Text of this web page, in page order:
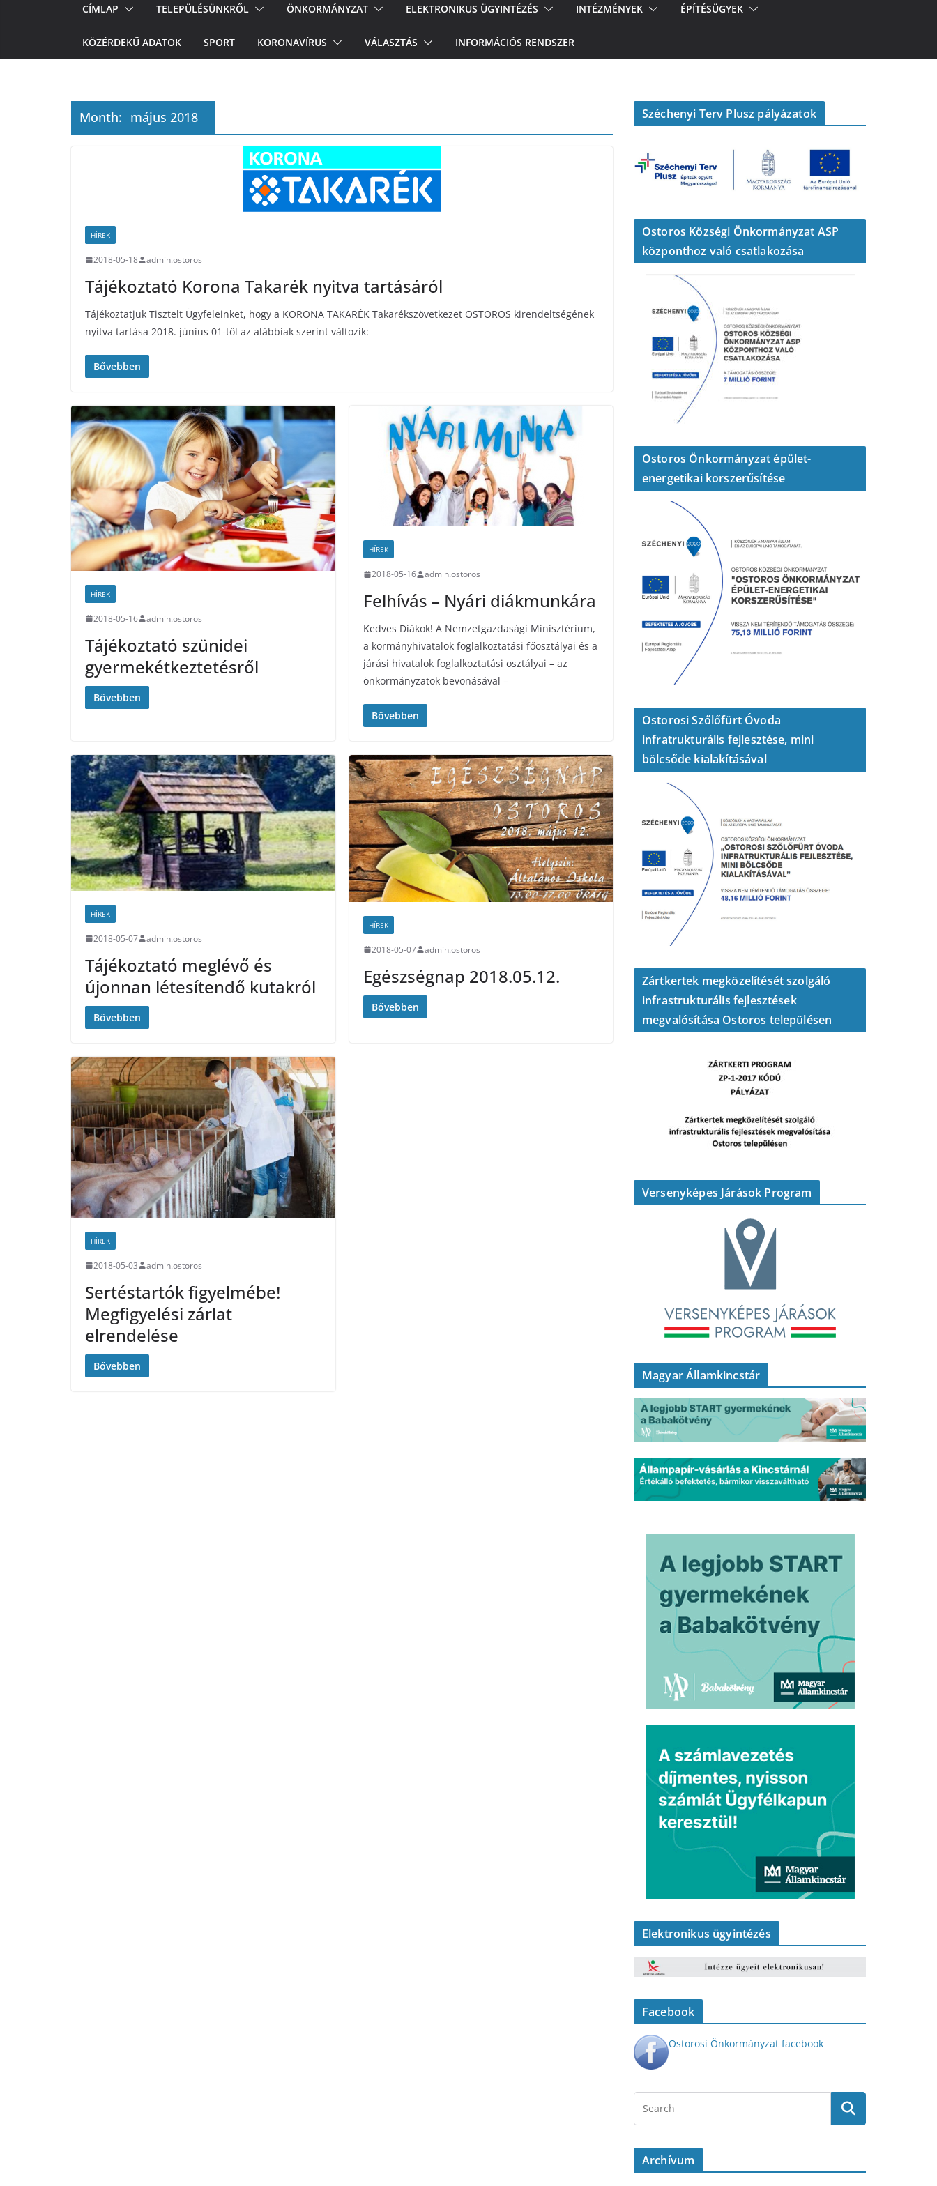
CÍMLAP TELEPÜLÉSÜNKRŐL ÖNKORMÁNYZAT ELEKTRONIKUS ÜGYINTÉZÉS INTÉZMÉNYEK ÉPÍTÉSÜGYEK
KÖZÉRDEKŰ ADATOK SPORT KORONAVÍRUS VÁLASZTÁS INFORMÁCIÓS RENDSZER
Month: május 2018
HÍREK
2018-05-18 admin.ostoros
Tájékoztató Korona Takarék nyitva tartásáról
Tájékoztatjuk Tisztelt Ügyfeleinket, hogy a KORONA TAKARÉK Takarékszövetkezet OSTOROS kirendeltségének
nyitva tartása 2018. június 01-től az alábbiak szerint változik:
Bővebben
HÍREK
2018-05-16 admin.ostoros
Tájékoztató szünidei
gyermekétkeztetésről
Bővebben
HÍREK
2018-05-16 admin.ostoros
Felhívás – Nyári diákmunkára
Kedves Diákok! A Nemzetgazdasági Minisztérium,
a kormányhivatalok foglalkoztatási főosztályai és a
járási hivatalok foglalkoztatási osztályai – az
önkormányzatok bevonásával –
Bővebben
HÍREK
2018-05-07 admin.ostoros
Tájékoztató meglévő és
újonnan létesítendő kutakról
Bővebben
HÍREK
2018-05-07 admin.ostoros
Egészségnap 2018.05.12.
Bővebben
HÍREK
2018-05-03 admin.ostoros
Sertéstartók figyelmébe!
Megfigyelési zárlat
elrendelése
Bővebben
Széchenyi Terv Plusz pályázatok
Ostoros Községi Önkormányzat ASP
központhoz való csatlakozása
Ostoros Önkormányzat épület-
energetikai korszerűsítése
Ostorosi Szőlőfürt Óvoda
infratrukturális fejlesztése, mini
bölcsőde kialakításával
Zártkertek megközelítését szolgáló
infrastrukturális fejlesztések
megvalósítása Ostoros településen
Versenyképes Járások Program
Magyar Államkincstár
Elektronikus ügyintézés
Facebook
Ostorosi Önkormányzat facebook
Archívum